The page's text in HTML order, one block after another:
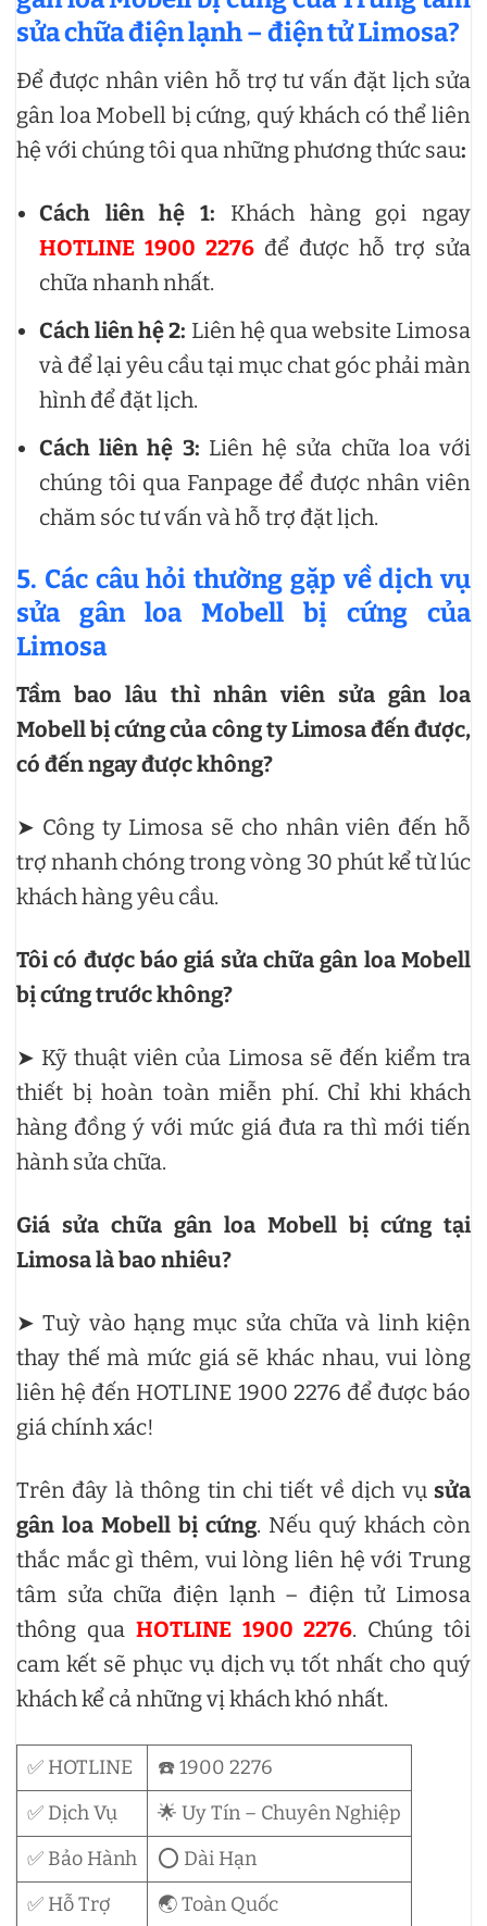
sửa chữa điện lạnh – điện tử Limosa?
Để được nhân viên hỗ trợ tư vấn đặt lịch sửa
gân loa Mobell bị cứng, quý khách có thể liên
hệ với chúng tôi qua những phương thức sau:
Cách liên hệ 1: Khách hàng gọi ngay
HOTLINE 1900 2276 để được hỗ trợ sửa
chữa nhanh nhất.
Cách liên hệ 2: Liên hệ qua website Limosa
và để lại yêu cầu tại mục chat góc phải màn
hình để đặt lịch.
Cách liên hệ 3: Liên hệ sửa chữa loa với
chúng tôi qua Fanpage để được nhân viên
chăm sóc tư vấn và hỗ trợ đặt lịch.
5. Các câu hỏi thường gặp về dịch vụ
sửa gân loa Mobell bị cứng của
Limosa
Tầm bao lâu thì nhân viên sửa gân loa
Mobell bị cứng của công ty Limosa đến được,
có đến ngay được không?
➤ Công ty Limosa sẽ cho nhân viên đến hỗ
trợ nhanh chóng trong vòng 30 phút kể từ lúc
khách hàng yêu cầu.
Tôi có được báo giá sửa chữa gân loa Mobell
bị cứng trước không?
➤ Kỹ thuật viên của Limosa sẽ đến kiểm tra
thiết bị hoàn toàn miễn phí. Chỉ khi khách
hàng đồng ý với mức giá đưa ra thì mới tiến
hành sửa chữa.
Giá sửa chữa gân loa Mobell bị cứng tại
Limosa là bao nhiêu?
➤ Tuỳ vào hạng mục sửa chữa và linh kiện
thay thế mà mức giá sẽ khác nhau, vui lòng
liên hệ đến HOTLINE 1900 2276 để được báo
giá chính xác!
Trên đây là thông tin chi tiết về dịch vụ sửa
gân loa Mobell bị cứng. Nếu quý khách còn
thắc mắc gì thêm, vui lòng liên hệ với Trung
tâm sửa chữa điện lạnh – điện tử Limosa
thông qua HOTLINE 1900 2276. Chúng tôi
cam kết sẽ phục vụ dịch vụ tốt nhất cho quý
khách kể cả những vị khách khó nhất.
✅ HOTLINE
☎️ 1900 2276
✅ Dịch Vụ
🌟 Uy Tín – Chuyên Nghiệp
✅ Bảo Hành
⭕ Dài Hạn
✅ Hỗ Trợ
🌏 Toàn Quốc